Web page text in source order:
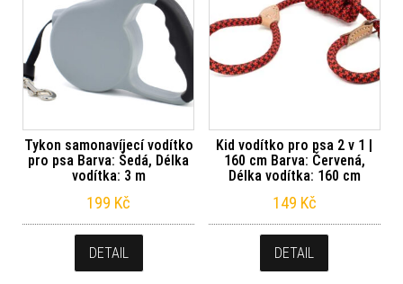
Tykon samonavíjecí vodítko
pro psa Barva: Šedá, Délka
vodítka: 3 m
199 Kč
DETAIL
Kid vodítko pro psa 2 v 1 |
160 cm Barva: Červená,
Délka vodítka: 160 cm
149 Kč
DETAIL